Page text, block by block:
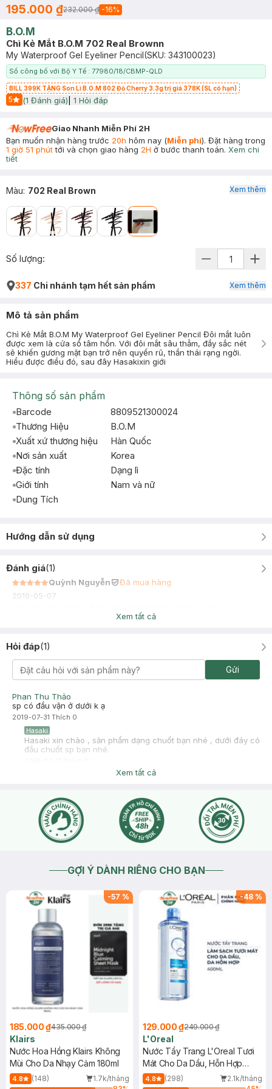
195.000 ₫232.000 ₫ -16%
B.O.M
Chì Kẻ Mắt B.O.M 702 Real Brownn
My Waterproof Gel Eyeliner Pencil(SKU: 343100023)
Số công bố với Bộ Y Tế : 77980/18/CBMP-QLD
BILL 399K TẶNG Son Lì B.O.M 802 Đỏ Cherry 3.3g trị giá 378K (SL có hạn)
5
Start Icon
(1 Đánh giá) 1 Hỏi đáp
Giao Nhanh Miễn Phí 2H
Bạn muốn nhận hàng trước 20h hôm nay (Miễn phí). Đặt hàng trong
1 giờ 51 phúttới và chọn giao hàng 2H ở bước thanh toán. Xem chi
tiết
Màu: 702 Real Brown Xem thêm
Số lượng:
337 Chi nhánh tạm hết sản phẩm Xem thêm
Mô tả sản phẩm
Chì Kẻ Mắt B.O.M My Waterproof Gel Eyeliner Pencil Đôi mắt luôn
được xem là cửa sổ tâm hồn. Với đôi mắt sâu thẳm, đầy sắc nét
sẽ khiến gương mặt bạn trở nên quyến rũ, thần thái rạng ngời.
Hiểu được điều đó, sau đây Hasakixin giới
Thông số sản phẩm
Barcode
8809521300024
Thương Hiệu
B.O.M
Xuất xứ thương hiệu
Hàn Quốc
Nơi sản xuất
Korea
Đặc tính
Dạng lì
Giới tính
Nam và nữ
Dung Tích
Hướng dẫn sử dụng
Đánh giá(1)
Quỳnh Nguyễn
Đã mua hàng
2019-05-07
Xem tất cả
Hỏi đáp(1)
Gửi
Phan Thu Thảo
sp có đầu vận ở dưới k ạ
2019-07-31 Thích 0
Hasaki
Hasaki xin chào , sản phẩm dạng chuốt bạn nhé , dưới đáy có
đầu chuốt sp bạn nhé.
Xem tất cả
GỢI Ý DÀNH RIÊNG CHO BẠN
-57 %
185.000 ₫435.000 ₫
Klairs
Nước Hoa Hồng Klairs Không
Mùi Cho Da Nhạy Cảm 180ml
4.8 (148)
1.7k/tháng
-48 %
129.000 ₫249.000 ₫
L'Oreal
Nước Tẩy Trang L'Oreal Tươi
Mát Cho Da Dầu, Hỗn Hợp
400ml
4.8 (298)
2.1k/tháng